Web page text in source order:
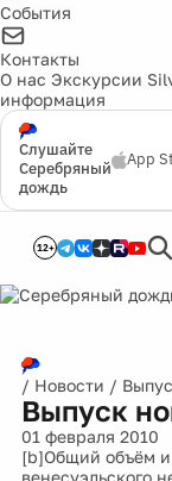
События
Контакты
О нас Экскурсии
информация
Слушайте
Серебряный
дождь
App
12+
/ Новости /
Выпуск
01 февраля 2010
[b]Общий объём